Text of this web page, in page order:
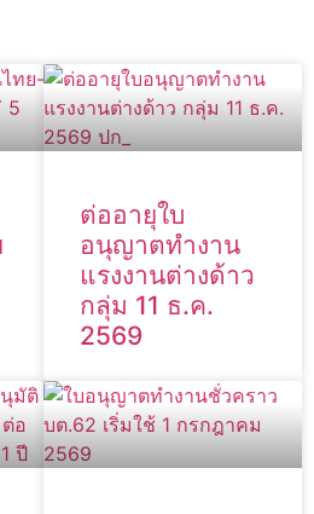
ต่ออายุใบ
อนุญาตทำงาน
แรงงานต่างด้าว
กลุ่ม 11 ธ.ค.
2569